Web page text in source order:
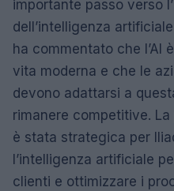
importante passo verso
dell’intelligenza
ha commentato che l’AI
vita moderna e che le
devono adattarsi a
rimanere competitive.
è stata strategica per
l’intelligenza artificiale
clienti e ottimizzare i